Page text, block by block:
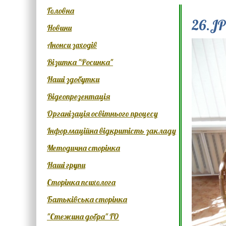
Головна
Новини
Анонси заходів
Візитка "Росинка"
Наші здобутки
Відеопрезентація
Організація освітнього процесу
Інформаційна відкритість закладу
Методична сторінка
Наші групи
Сторінка психолога
Батьківська сторінка
"Стежина добра" ГО